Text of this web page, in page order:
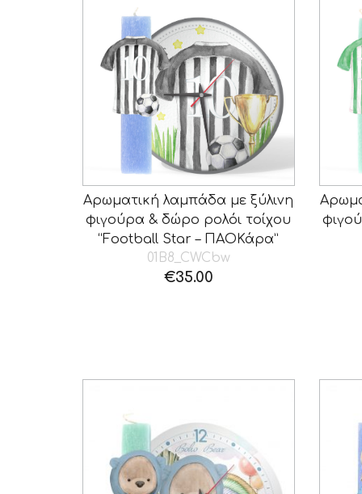
Αρωματική λαμπάδα με ξύλινη
φιγούρα & δώρο ρολόι τοίχου
“Football Star – ΠΑΟΚάρα”
01B8_CWCbw
€35.00